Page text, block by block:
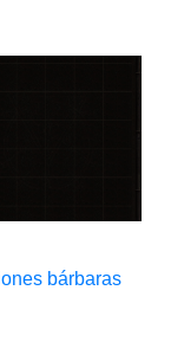
bárbaras